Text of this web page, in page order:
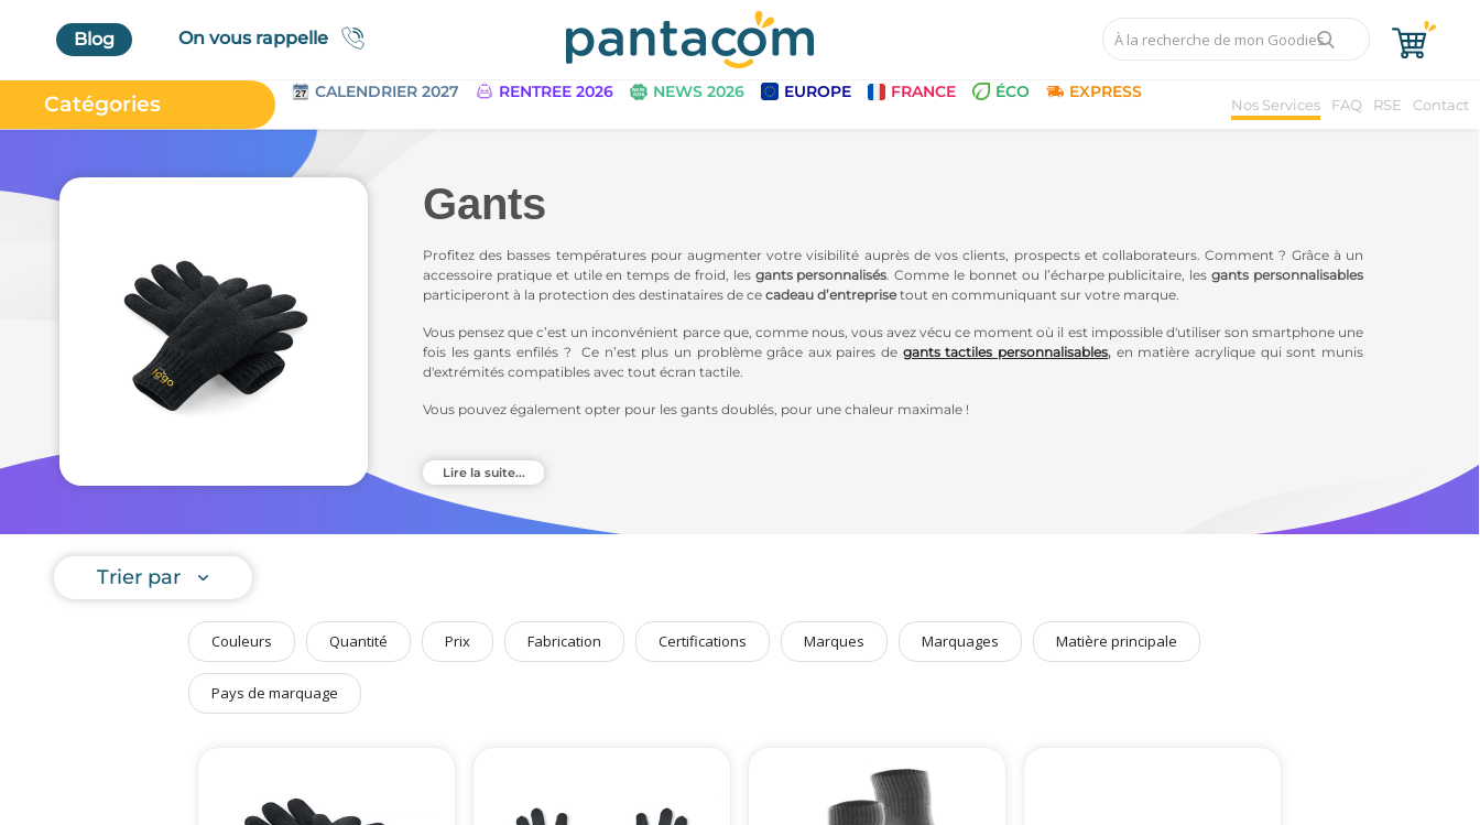
Blog On vous rappelle
Catégories CALENDRIER 2027 RENTREE 2026 NEWS 2026 EUROPE FRANCE ÉCO EXPRESS
Nos Services FAQ RSE Contact
Au Bureau
Bagageries & Sacs
Textiles & Accessoires
Vêtements de Travail
Parapluies & Parasols
Art de la Table
Bien être & Sécurité
Sports, loisirs & jouets
Accessoires Auto & Vélo
PLV & Mobiliers Pub
Gants
Profitez des basses températures pour augmenter votre visibilité auprès de vos clients, prospects et collaborateurs. Comment ? Grâce à un
accessoire pratique et utile en temps de froid, les gants personnalisés . Comme le bonnet ou l’écharpe publicitaire, lesgants personnalisables
participeront à la protection des destinataires de ce cadeau d’entreprisetout en communiquant sur votre marque.
Vous pensez que c’est un inconvénient parce que, comme nous, vous avez vécu ce moment où il est impossible d'utiliser son smartphone une
fois les gants enfilés ? Ce n’est plus un problème grâce aux paires de gants tactiles personnalisables, en matière acrylique qui sont munis
d'extrémités compatibles avec tout écran tactile.
Vous pouvez également opter pour les gants doublés, pour une chaleur maximale !
Lire la suite...
Trier par
Couleurs Quantité Prix Fabrication Certifications Marques Marquages Matière principale
Pays de marquage